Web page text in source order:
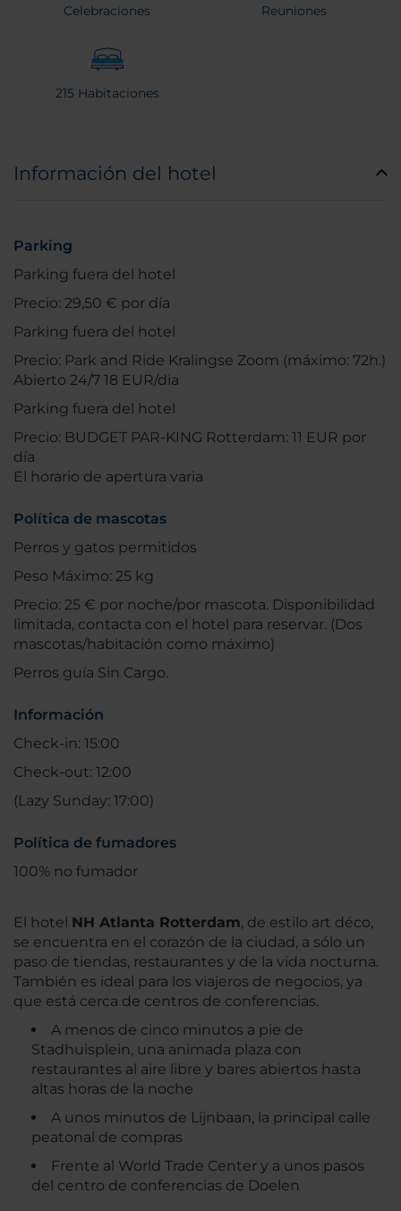
Celebraciones Reuniones
215 Habitaciones
Información del hotel
Parking
Parking fuera del hotel
Precio: 29,50 € por día
Parking fuera del hotel
Precio: Park and Ride Kralingse Zoom (máximo: 72h.)
Abierto 24/7 18 EUR/dia
Parking fuera del hotel
Precio: BUDGET PAR-KING Rotterdam: 11 EUR por
día
El horario de apertura varia
Política de mascotas
Perros y gatos permitidos
Peso Máximo: 25 kg
Precio: 25 € por noche/por mascota. Disponibilidad
limitada, contacta con el hotel para reservar. (Dos
mascotas/habitación como máximo)
Perros guía Sin Cargo.
Información
Check-in: 15:00
Check-out: 12:00
(Lazy Sunday: 17:00)
Política de fumadores
100% no fumador
El hotel NH Atlanta Rotterdam, de estilo art déco,
se encuentra en el corazón de la ciudad, a sólo un
paso de tiendas, restaurantes y de la vida nocturna.
También es ideal para los viajeros de negocios, ya
que está cerca de centros de conferencias.
A menos de cinco minutos a pie de
Stadhuisplein, una animada plaza con
restaurantes al aire libre y bares abiertos hasta
altas horas de la noche
A unos minutos de Lijnbaan, la principal calle
peatonal de compras
Frente al World Trade Center y a unos pasos
del centro de conferencias de Doelen